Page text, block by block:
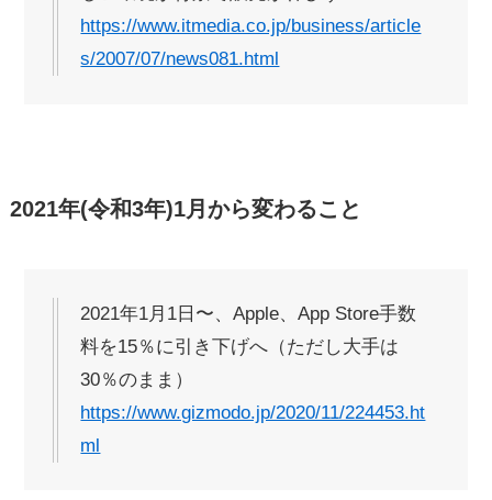
https://www.itmedia.co.jp/business/article
s/2007/07/news081.html
2021年(令和3年)1月から変わること
2021年1月1日〜、Apple、App Store手数
料を15％に引き下げへ（ただし大手は
30％のまま）
https://www.gizmodo.jp/2020/11/224453.ht
ml